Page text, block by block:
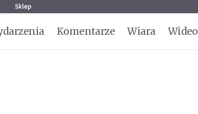
Sklep
Komentarze Wiara Wideo